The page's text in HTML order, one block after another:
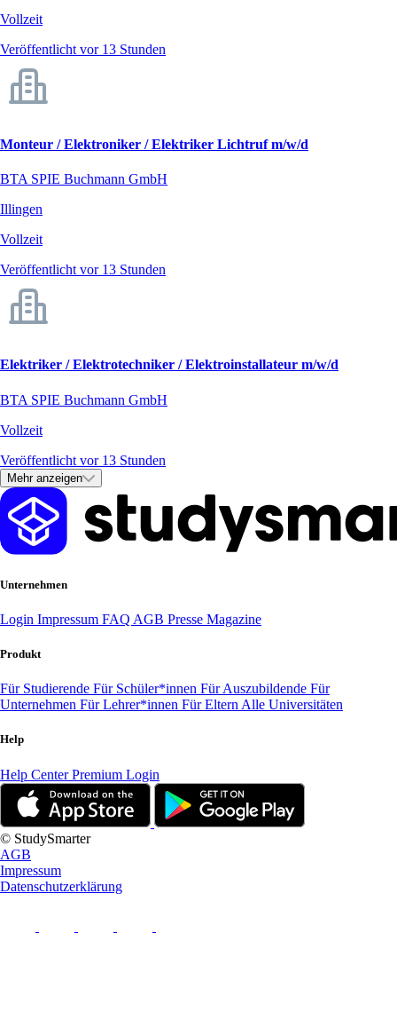
Vollzeit
Veröffentlicht vor 13 Stunden
Monteur / Elektroniker / Elektriker Lichtruf m/w/d
BTA SPIE Buchmann GmbH
Illingen
Vollzeit
Veröffentlicht vor 13 Stunden
Elektriker / Elektrotechniker / Elektroinstallateur m/w/d
BTA SPIE Buchmann GmbH
Vollzeit
Veröffentlicht vor 13 Stunden
Mehr anzeigen
Unternehmen
Login Impressum FAQ AGB Presse Magazine
Produkt
Für Studierende Für Schüler*innen Für Auszubildende Für
Unternehmen Für Lehrer*innen Für Eltern Alle Universitäten
Help
Help CenterPremium Login
© StudySmarter
AGB
Impressum
Datenschutzerklärung